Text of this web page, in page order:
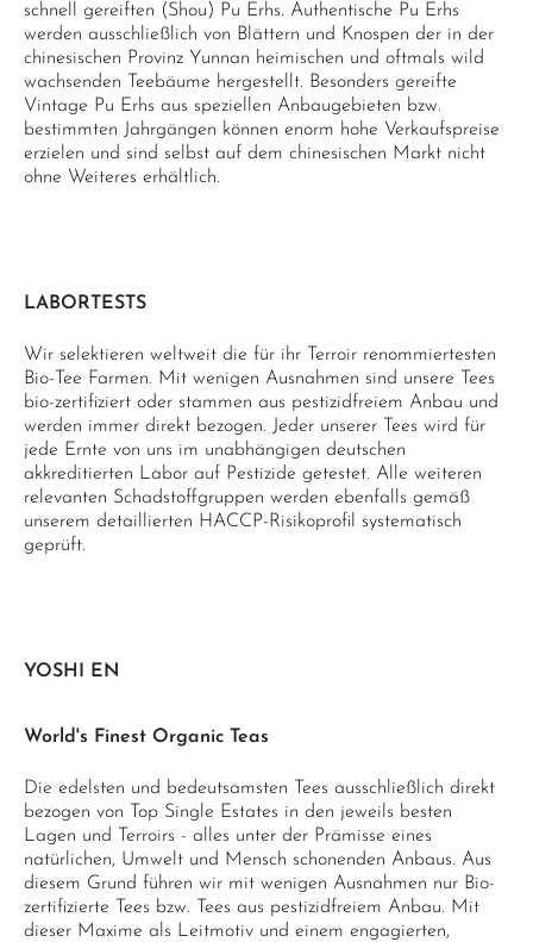
schnell gereiften (Shou) Pu Erhs. Authentische Pu Erhs
werden ausschließlich von Blättern und Knospen der in der
chinesischen Provinz Yunnan heimischen und oftmals wild
wachsenden Teebäume hergestellt. Besonders gereifte
Vintage Pu Erhs aus speziellen Anbaugebieten bzw.
bestimmten Jahrgängen können enorm hohe Verkaufspreise
erzielen und sind selbst auf dem chinesischen Markt nicht
ohne Weiteres erhältlich.
LABORTESTS
Wir selektieren weltweit die für ihr Terroir renommiertesten
Bio-Tee Farmen. Mit wenigen Ausnahmen sind unsere Tees
bio-zertifiziert oder stammen aus pestizidfreiem Anbau und
werden immer direkt bezogen. Jeder unserer Tees wird für
jede Ernte von uns im unabhängigen deutschen
akkreditierten Labor auf Pestizide getestet. Alle weiteren
relevanten Schadstoffgruppen werden ebenfalls gemäß
unserem detaillierten HACCP-Risikoprofil systematisch
geprüft.
YOSHI EN
World's Finest Organic Teas
Die edelsten und bedeutsamsten Tees ausschließlich direkt
bezogen von Top Single Estates in den jeweils besten
Lagen und Terroirs - alles unter der Prämisse eines
natürlichen, Umwelt und Mensch schonenden Anbaus. Aus
diesem Grund führen wir mit wenigen Ausnahmen nur Bio-
zertifizierte Tees bzw. Tees aus pestizidfreiem Anbau. Mit
dieser Maxime als Leitmotiv und einem engagierten,